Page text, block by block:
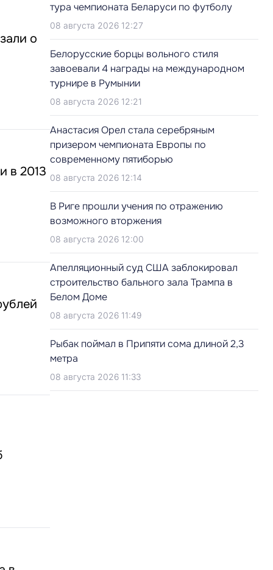
о
в 2013
тура чемпионата Беларуси по футболу
08 августа 2026 12:27
Белорусские борцы вольного стиля
завоевали 4 награды на международном
турнире в Румынии
08 августа 2026 12:21
Анастасия Орел стала серебряным
призером чемпионата Европы по
современному пятиборью
08 августа 2026 12:14
В Риге прошли учения по отражению
возможного вторжения
08 августа 2026 12:00
Апелляционный суд США заблокировал
строительство бального зала Трампа в
Белом Доме
08 августа 2026 11:49
Рыбак поймал в Припяти сома длиной 2,3
метра
08 августа 2026 11:33